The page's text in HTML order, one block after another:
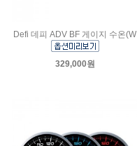
Defi 데피 ADV BF 게이지 수온(W
329,000원